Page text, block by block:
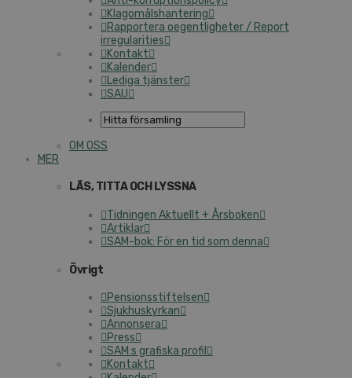
Klagomålshantering
Rapportera oegentligheter / Report
irregularities
Kontakt
Kalender
Lediga tjänster
SAU
OM OSS
MER
LÄS, TITTA OCH LYSSNA
Tidningen Aktuellt + Årsboken
Artiklar
SAM-bok: För en tid som denna
Övrigt
Pensionsstiftelsen
Sjukhuskyrkan
Annonsera
Press
SAM:s grafiska profil
Kontakt